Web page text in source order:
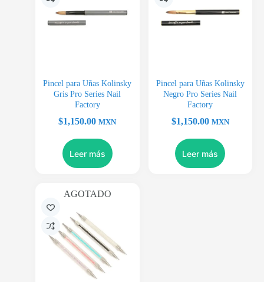
Pincel para Uñas Kolinsky
Gris Pro Series Nail
Factory
$1,150.00 MXN
Leer más
Pincel para Uñas Kolinsky
Negro Pro Series Nail
Factory
$1,150.00 MXN
Leer más
AGOTADO